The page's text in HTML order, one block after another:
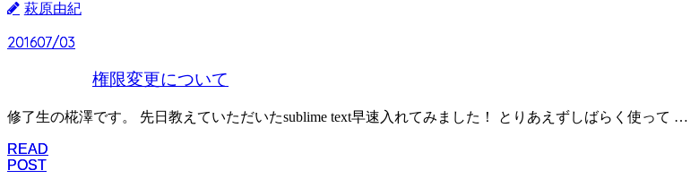
萩原由紀
201607/03
201607/03
権限変更について
修了生の椛澤です。 先日教えていただいたsublime text早速入れてみました！ とりあえずしばらく使って …
READ
POST
READ
POST